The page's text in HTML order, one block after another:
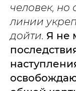
человек, но
линии
дойти. Я не